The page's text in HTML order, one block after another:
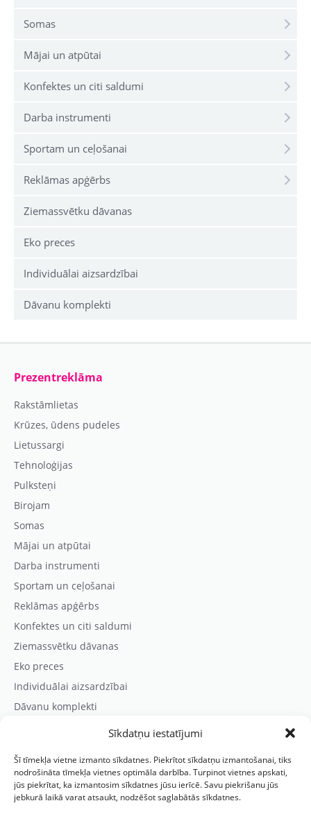
Sīkdatņu iestatījumi
Šī tīmekļa vietne izmanto sīkdatnes. Piekrītot sīkdatņu izmantošanai, tiks
nodrošināta tīmekļa vietnes optimāla darbība. Turpinot vietnes apskati,
jūs piekrītat, ka izmantosim sīkdatnes jūsu ierīcē. Savu piekrišanu jūs
jebkurā laikā varat atsaukt, nodzēšot saglabātās sīkdatnes.
Somas
Mājai un atpūtai
Konfektes un citi saldumi
Darba instrumenti
Sportam un ceļošanai
Reklāmas apģērbs
Ziemassvētku dāvanas
Eko preces
Individuālai aizsardzībai
Dāvanu komplekti
Prezentreklāma
Rakstāmlietas
Krūzes, ūdens pudeles
Lietussargi
Tehnoloģijas
Pulksteņi
Birojam
Somas
Mājai un atpūtai
Darba instrumenti
Sportam un ceļošanai
Reklāmas apģērbs
Konfektes un citi saldumi
Ziemassvētku dāvanas
Eko preces
Individuālai aizsardzībai
Dāvanu komplekti
Kontaktinformācija
Prezentreklāmas aģentūra “PARIS”
Reģ.nr.: 40103625328